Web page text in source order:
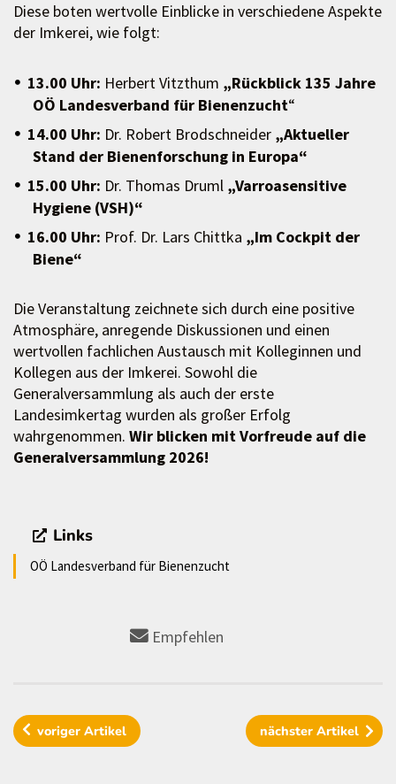
Diese boten wertvolle Einblicke in verschiedene Aspekte
der Imkerei, wie folgt:
13.00 Uhr: Herbert Vitzthum „Rückblick 135 Jahre
OÖ Landesverband für Bienenzucht“
14.00 Uhr: Dr. Robert Brodschneider „Aktueller
Stand der Bienenforschung in Europa“
15.00 Uhr: Dr. Thomas Druml „Varroasensitive
Hygiene (VSH)“
16.00 Uhr: Prof. Dr. Lars Chittka „Im Cockpit der
Biene“
Die Veranstaltung zeichnete sich durch eine positive
Atmosphäre, anregende Diskussionen und einen
wertvollen fachlichen Austausch mit Kolleginnen und
Kollegen aus der Imkerei. Sowohl die
Generalversammlung als auch der erste
Landesimkertag wurden als großer Erfolg
wahrgenommen. Wir blicken mit Vorfreude auf die
Generalversammlung 2026!
Links
OÖ Landesverband für Bienenzucht
Empfehlen
vorigerArtikel nächster Artikel